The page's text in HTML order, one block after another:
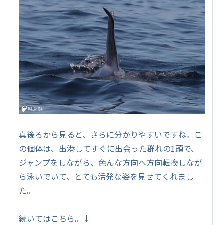
真後ろから見ると、さらに分かりやすいですね。こ
の個体は、出港してすぐに出会った群れの1頭で、
ジャンプをしながら、色んな方向へ方向転換しなが
ら泳いでいて、とても活発な姿を見せてくれまし
た。
続いてはこちら。↓